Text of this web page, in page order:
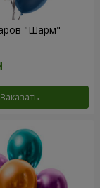
"Шарм"
Заказать